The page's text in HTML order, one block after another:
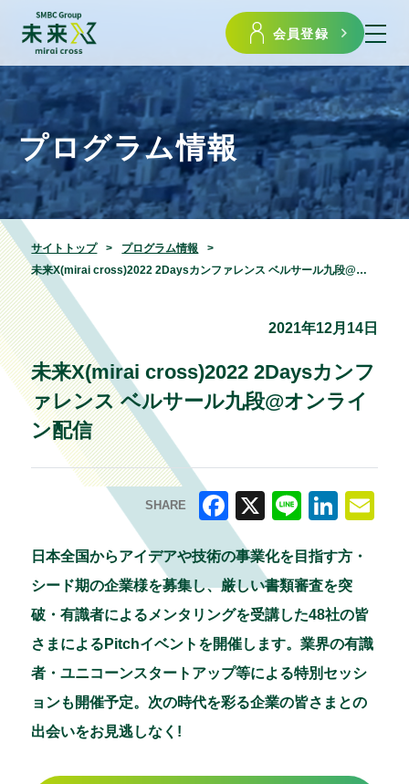
会員登録
プログラム情報
サイトトップ
プログラム情報
未来X(mirai cross)2022 2Daysカンファレンス ベルサール九段@オンライン配信
2021年12月14日
未来X(mirai cross)2022 2Daysカンフ
ァレンス ベルサール九段@オンライ
ン配信
SHARE
a
c
e
b
o
o
n
e
n
k
e
dI
n
m
ai
l
日本全国からアイデアや技術の事業化を目指す方・
シード期の企業様を募集し、厳しい書類審査を突
破・有識者によるメンタリングを受講した48社の皆
さまによるPitchイベントを開催します。業界の有識
者・ユニコーンスタートアップ等による特別セッシ
ョンも開催予定。次の時代を彩る企業の皆さまとの
出会いをお見逃しなく!